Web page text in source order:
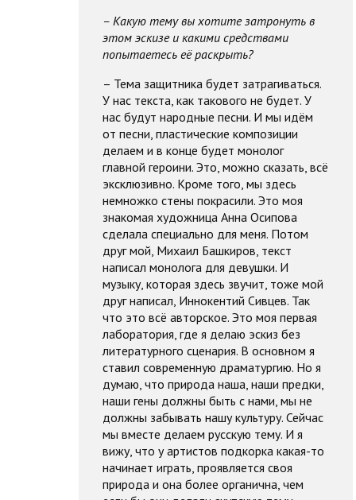
– Какую тему вы хотите затронуть в
этом эскизе и какими средствами
попытаетесь её раскрыть?
– Тема защитника будет затрагиваться.
У нас текста, как такового не будет. У
нас будут народные песни. И мы идём
от песни, пластические композиции
делаем и в конце будет монолог
главной героини. Это, можно сказать, всё
эксклюзивно. Кроме того, мы здесь
немножко стены покрасили. Это моя
знакомая художница Анна Осипова
сделала специально для меня. Потом
друг мой, Михаил Башкиров, текст
написал монолога для девушки. И
музыку, которая здесь звучит, тоже мой
друг написал, Иннокентий Сивцев. Так
что это всё авторское. Это моя первая
лаборатория, где я делаю эскиз без
литературного сценария. В основном я
ставил современную драматургию. Но я
думаю, что природа наша, наши предки,
наши гены должны быть с нами, мы не
должны забывать нашу культуру. Сейчас
мы вместе делаем русскую тему. И я
вижу, что у артистов подкорка какая-то
начинает играть, проявляется своя
природа и она более органична, чем